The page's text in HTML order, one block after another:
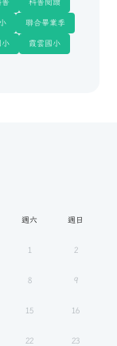
普 科普閱讀
聯合畢業季
小 霞雲國小
週六 週日
1 2
8 9
15 16
22 23